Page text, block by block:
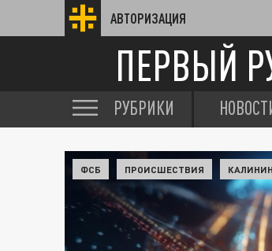
АВТОРИЗАЦИЯ
ПЕРВЫЙ
РУБРИКИ
ФСБ ПРОИСШЕСТВИЯ